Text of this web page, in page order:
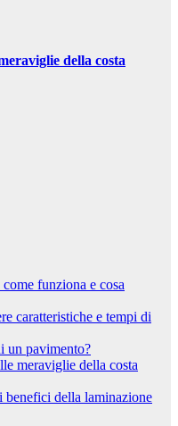
della costa
funziona e cosa
caratteristiche e tempi di
un pavimento?
meraviglie della costa
benefici della laminazione